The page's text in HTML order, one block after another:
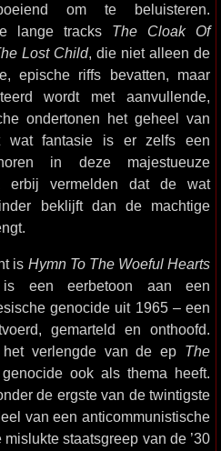
om te beluisteren.
lange tracks The Cloak Of
Lost Child, die niet alleen de
epische riffs bevatten, maar
wordt met aanvullende,
ondertonen het geheel van
wat fantasie is er zelfs een
in deze majestueuze
erbij vermelden dat de wat
beklijft dan de machtige
is Hymn To The Woeful Hearts
is een eerbetoon aan een
genocide uit 1965 – een
gemarteld en onthoofd.
verlengde van de ep The
ook als thema heeft.
de ergste van de twintigste
van een anticommunistische
mislukte staatsgreep van de ’30